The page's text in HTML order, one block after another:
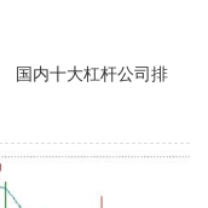
国内十大杠杆公司排